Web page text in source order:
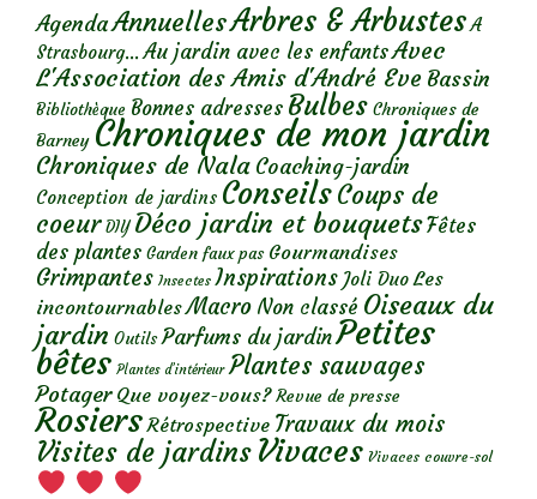
AgendaAnnuellesArbres & Arbustes A
Strasbourg... Au jardin avec les enfantsAvec
L'Association des Amis d'André Eve Bassin
Bibliothèque Bonnes adresses Bulbes Chroniques de
Barney Chroniques de mon jardin
Chroniques de Nala Coaching-jardin
Conception de jardins ConseilsCoups de
coeur DIY Déco jardin et bouquetsFêtes
des plantes Garden faux pas Gourmandises
Grimpantes Insectes Inspirations Joli Duo Les
incontournables Macro Non classé Oiseaux du
jardin Outils Parfums du jardinPetites
bêtes Plantes d’intérieur Plantes sauvages
Potager Que voyez-vous? Revue de presse
Rosiers Rétrospective Travaux du mois
Visites de jardins Vivaces Vivaces couvre-sol